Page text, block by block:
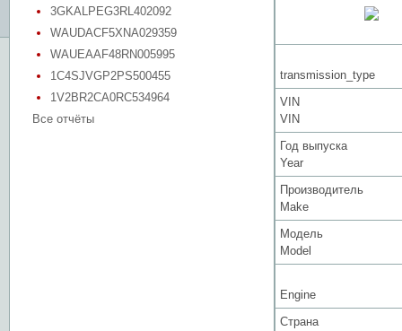
3GKALPEG3RL402092
WAUDACF5XNA029359
WAUEAAF48RN005995
1C4SJVGP2PS500455
1V2BR2CA0RC534964
Все отчёты
transmission_type
VIN
VIN
Год выпуска
Year
Производитель
Make
Модель
Model
Engine
Страна